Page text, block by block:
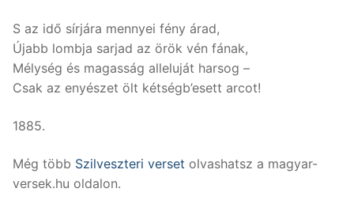
S az idő sírjára mennyei fény árad,
Újabb lombja sarjad az örök vén fának,
Mélység és magasság alleluját harsog –
Csak az enyészet ölt kétségb’esett arcot!
1885.
Még több Szilveszteri verset olvashatsz a magyar-
versek.hu oldalon.